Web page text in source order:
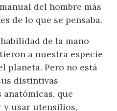
del hombre más
de lo que se pensaba.
de la mano
a nuestra especie
planeta. Pero no está
distintivas
que
y usar utensilios,